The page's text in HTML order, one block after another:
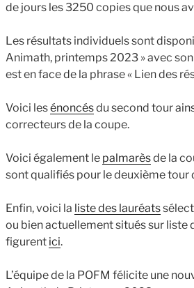
de jours les 3250 copies que nous
Les résultats individuels sont
Animath, printemps 2023 » avec son
est en face de la phrase « Lien des
Voici lesénoncésdu second tour
correcteurs de la coupe.
Voici également le palmarèsde la
sont qualifiés pour le deuxième tour
Enfin, voici la liste des lauréats
ou bien actuellement situés sur liste
figurent ici.
L’équipe de la POFM félicite une